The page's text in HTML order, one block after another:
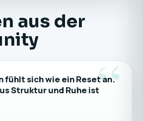
aus der
“
fühlt sich wie ein Reset an.
Struktur und Ruhe ist